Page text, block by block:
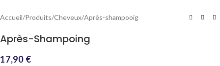
Accueil/Produits/Cheveux/Après-shampooig
Après-Shampoing
17,90 €